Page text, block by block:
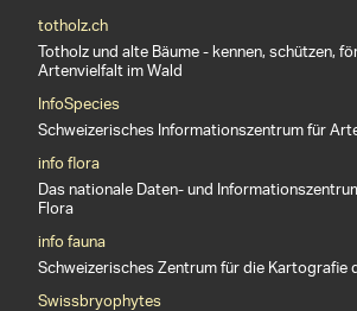
totholz.ch
Totholz und alte Bäume - kennen, schützen,
Artenvielfalt im Wald
InfoSpecies
Schweizerisches Informationszentrum für
info flora
Das nationale Daten- und
Flora
info fauna
Schweizerisches Zentrum für die Kartografie
Swissbryophytes